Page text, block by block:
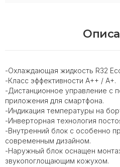
-Охлаждающая жидкость R32
-Класс эффективности A++ / A+.
-Дистанционное управление с
приложения для смартфона.
-Индикация температуры на
-Инверторная технология
-Внутренний блок с особенно
современным дизайном.
-Наружный блок оснащен
звукопоглощающим кожухом.